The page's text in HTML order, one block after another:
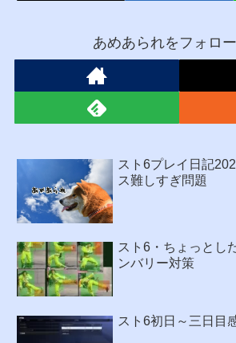
あめあられをフォロ
スト6プレイ日記
ス難しすぎ問題
スト6・ちょっとし
ンバリー対策
スト6初日～三日目